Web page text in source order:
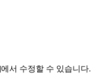
서 수정할 수 있습니다.